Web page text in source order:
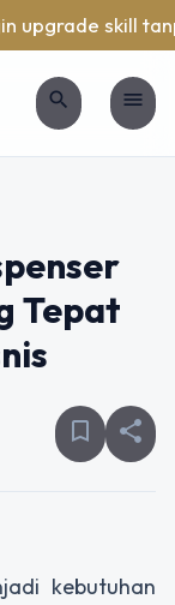
upgrade skill
search menu
Tepat
bookmark_border share
kebutuhan